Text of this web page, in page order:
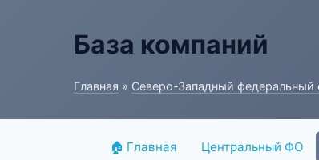
База компаний
Главная » Северо-Западный федеральный
🏠 Главная Центральный ФО